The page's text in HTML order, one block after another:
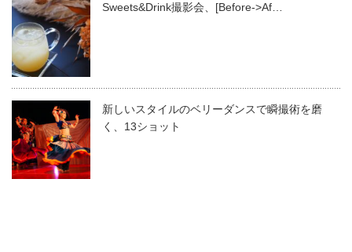
Sweets&Drink撮影会、[Before->Af…
新しいスタイルのベリーダンスで瞬撮術を磨
く、13ショット